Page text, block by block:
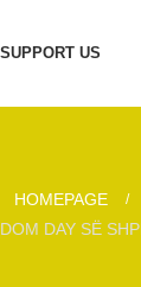
SUPPORT US
HOMEPAGE
DAY SË